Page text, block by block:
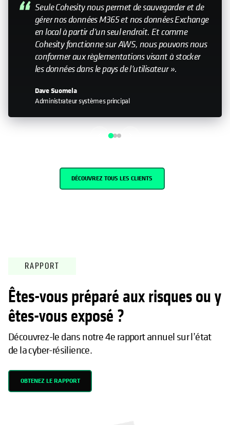
Seule Cohesity nous permet de sauvegarder et de
gérer nos données M365 et nos données Exchange
en local à partir d’un seul endroit. Et comme
Cohesity fonctionne sur AWS, nous pouvons nous
conformer aux règlementations visant à stocker
les données dans le pays de l’utilisateur ».
Dave Suomela
Administrateur systèmes principal
DÉCOUVREZ TOUS LES CLIENTS
RAPPORT
Êtes-vous préparé aux risques ou y
êtes-vous exposé ?
Découvrez-le dans notre 4e rapport annuel sur l’état
de la cyber-résilience.
OBTENEZ LE RAPPORT